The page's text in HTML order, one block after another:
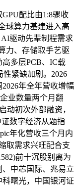
配比由1:8骤收
球算力基建进入高
驱动先辈制程需求
力、存储取手艺驱
多层PCB、IC载
紧缺加剧。2026
年全年营收增幅
业数量两个月翻
动初次外部融资，
数字经济从题指
年化营收三个月内
取需求兴旺配合支
前十沉股别离为
中芯国际、兆易立
曙光，中国银河证